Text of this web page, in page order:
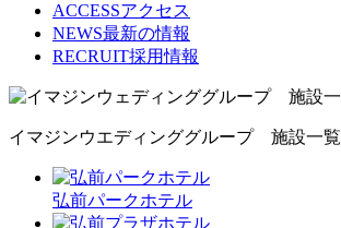
ACCESSアクセス
NEWS最新の情報
RECRUIT採用情報
イマジンウエディンググループ 施設一覧
弘前パークホテル